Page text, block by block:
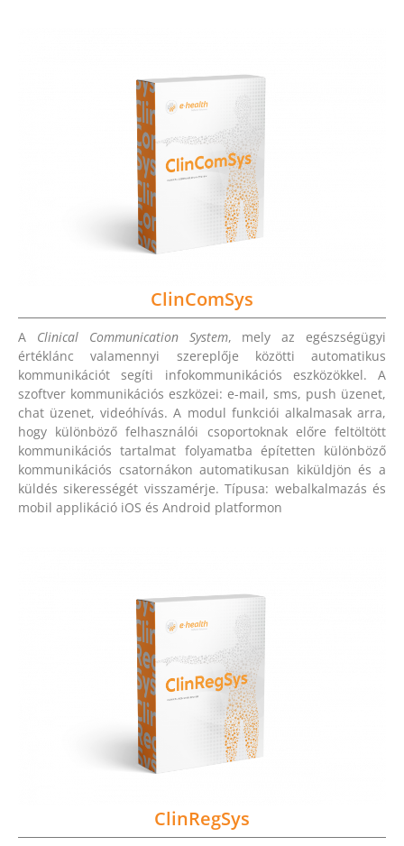
ClinComSys
A Clinical Communication System, mely az egészségügyi
értéklánc valamennyi szereplője közötti automatikus
kommunikációt segíti infokommunikációs eszközökkel. A
szoftver kommunikációs eszközei: e-mail, sms, push üzenet,
chat üzenet, videóhívás. A modul funkciói alkalmasak arra,
hogy különböző felhasználói csoportoknak előre feltöltött
kommunikációs tartalmat folyamatba építetten különböző
kommunikációs csatornákon automatikusan kiküldjön és a
küldés sikerességét visszamérje. Típusa: webalkalmazás és
mobil applikáció iOS és Android platformon
ClinRegSys